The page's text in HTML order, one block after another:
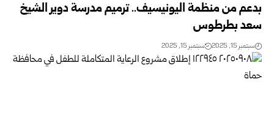
بدعم من منظمة اليونيسيف.. ترميم مدرسة دوير الشيخ
سعد بطرطوس
سبتمبر 15, 2025 سبتمبر 15, 2025